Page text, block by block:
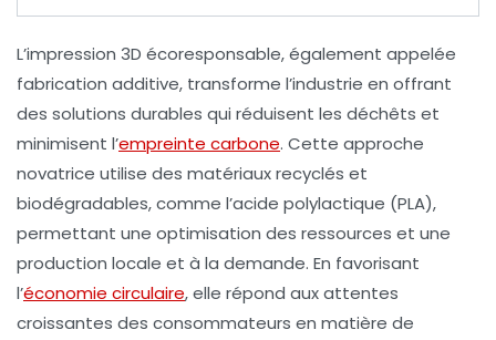
L’impression 3D écoresponsable, également appelée
fabrication additive, transforme l’industrie en offrant
des solutions durables qui réduisent les déchêts et
minimisent l’empreinte carbone. Cette approche
novatrice utilise des matériaux recyclés et
biodégradables, comme l’acide polylactique (PLA),
permettant une optimisation des ressources et une
production locale et à la demande. En favorisant
l’économie circulaire, elle répond aux attentes
croissantes des consommateurs en matière de